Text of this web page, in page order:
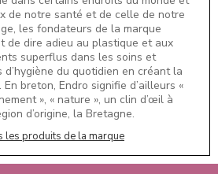
de notre santé et de celle de notre
les fondateurs de la marque
de dire adieu au plastique et aux
superflus dans les soins et
d’hygiène du quotidien en créant la
En breton, Endro signifie d’ailleurs «
», « nature », un clin d’œil à
d’origine, la Bretagne.
les produits de la marque